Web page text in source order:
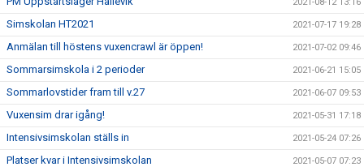
Simskolan HT2021 2021-07-17 19:28
Anmälan till höstens vuxencrawl är öppen! 2021-07-02 09:46
Sommarsimskola i 2 perioder 2021-06-21 15:05
Sommarlovstider fram till v.27 2021-06-07 09:53
Vuxensim drar igång! 2021-05-31 17:18
Intensivsimskolan ställs in 2021-05-24 07:26
Platser kvar i Intensivsimskolan 2021-05-07 07:23